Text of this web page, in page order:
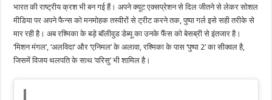
भारत की राष्ट्रीय क्रश भी बन गई हैं। अपने क्यूट एक्सप्रेशन से दिल जीतने से लेकर सोशल
मीडिया पर अपने फैन्स को मनमोहक तस्वीरों से ट्रीट करने तक, पुष्पा गर्ल इसे सही तरीके से
मार रही है। अब रश्मिका के बड़े बॉलीवुड डेब्यू का उनके फैंस को बेसब्री से इंतजार है।
‘मिशन मंगल’, ‘अलविदा’ और ‘एनिमल’ के अलावा, रश्मिका के पास ‘पुष्पा 2’ का सीक्वल है,
जिसमें विजय थलपति के साथ ‘वरिसु’ भी शामिल है।